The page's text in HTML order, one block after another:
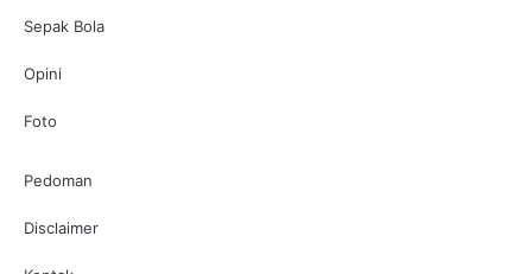
Sepak Bola
Opini
Foto
Pedoman
Disclaimer